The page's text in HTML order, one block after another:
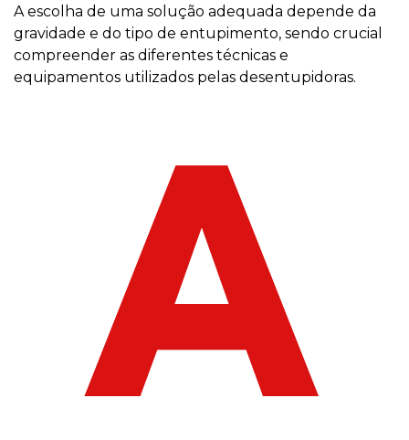
A escolha de uma solução adequada depende da
gravidade e do tipo de entupimento, sendo crucial
compreender as diferentes técnicas e
equipamentos utilizados pelas desentupidoras.
A